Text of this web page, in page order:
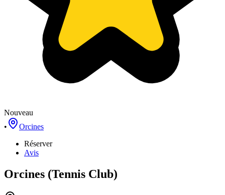
Nouveau
•
Orcines
Réserver
Avis
Orcines (Tennis Club)